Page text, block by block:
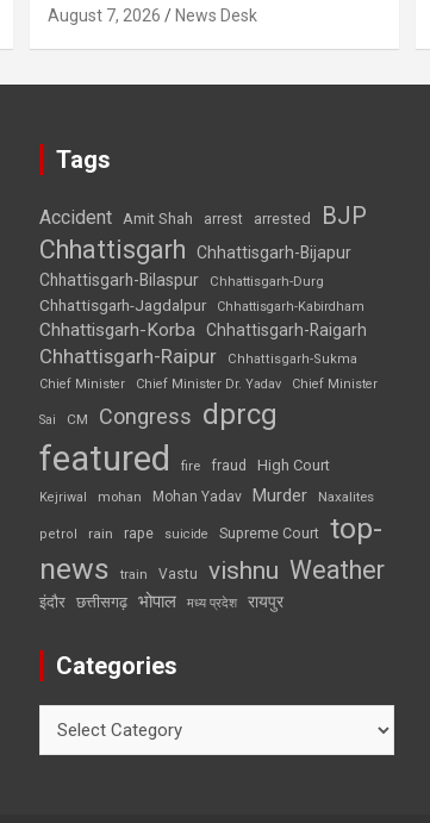
August 7, 2026 News Desk
Tags
Accident Amit Shah arrest arrested BJP
Chhattisgarh
Chhattisgarh-Bijapur
Chhattisgarh-Bilaspur
Chhattisgarh-Durg
Chhattisgarh-Jagdalpur Chhattisgarh-Kabirdham
Chhattisgarh-Korba Chhattisgarh-Raigarh
Chhattisgarh-Raipur
Chhattisgarh-Sukma
Chief Minister
Chief Minister Dr. Yadav Chief Minister
Sai CM Congress dprcg
featured fire fraud High Court
Kejriwal mohan Mohan Yadav Murder Naxalites
petrol rain rape suicide Supreme Court top-
news
train Vastu vishnu Weather
इंदौर छत्तीसगढ़ भोपाल मध्य प्रदेश रायपुर
Categories